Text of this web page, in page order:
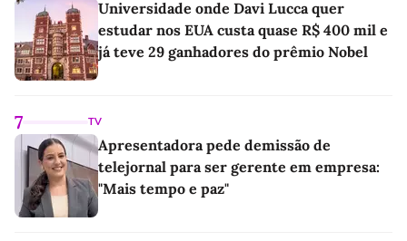
Universidade onde Davi Lucca quer
estudar nos EUA custa quase R$ 400 mil e
já teve 29 ganhadores do prêmio Nobel
7 TV
Apresentadora pede demissão de
telejornal para ser gerente em empresa:
"Mais tempo e paz"